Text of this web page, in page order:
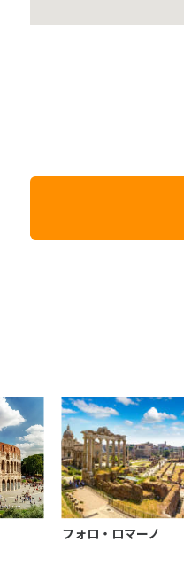
フォロ・ロマーノ